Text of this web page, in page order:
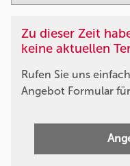
Zu dieser Zeit
keine aktuellen
Rufen Sie uns
Angebot Formular